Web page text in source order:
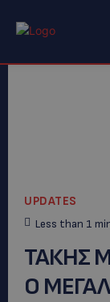
UPDATES
Less than 1
ΤΑΚΗΣ
Ο